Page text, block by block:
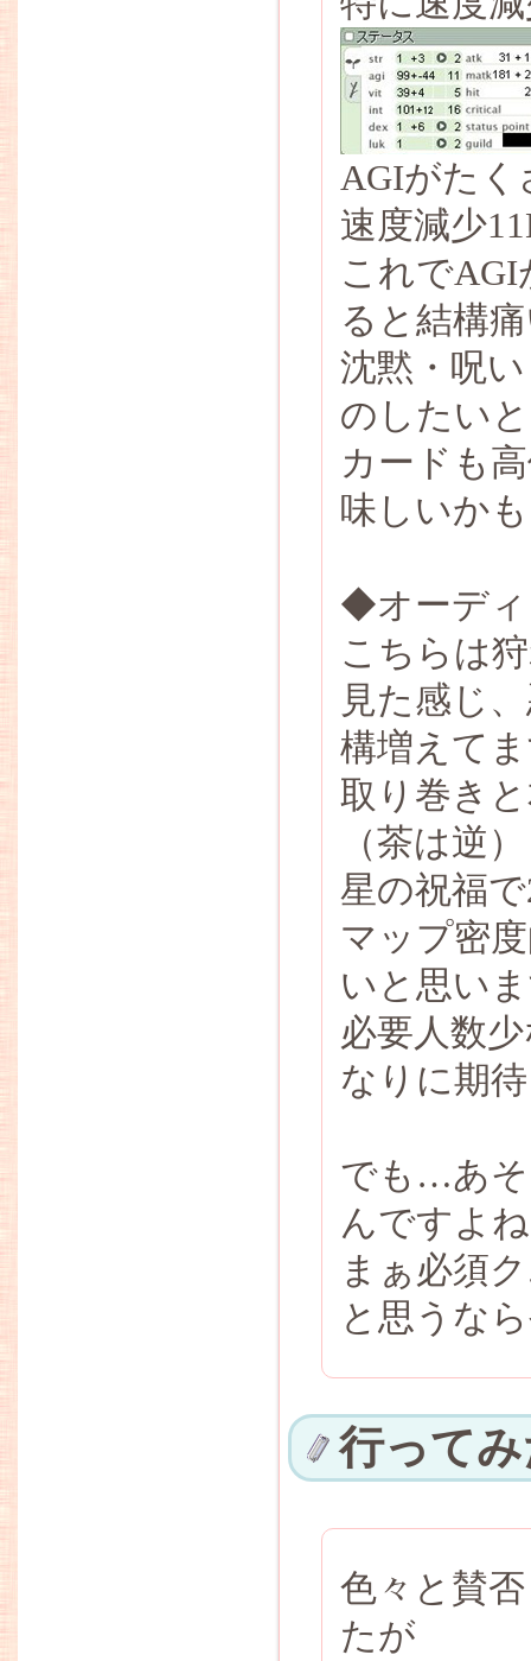
AGIがたく
速度減少
これでAGI
ると結構
沈黙・呪
のしたい
カードも
味しいか
◆オーディ
こちらは
見た感じ
構増えて
取り巻き
（茶は逆）
星の祝福
マップ密
いと思い
必要人数
なりに期
でも…あそ
んですよ
まぁ必須
と思うな
行って
色々と賛
たが